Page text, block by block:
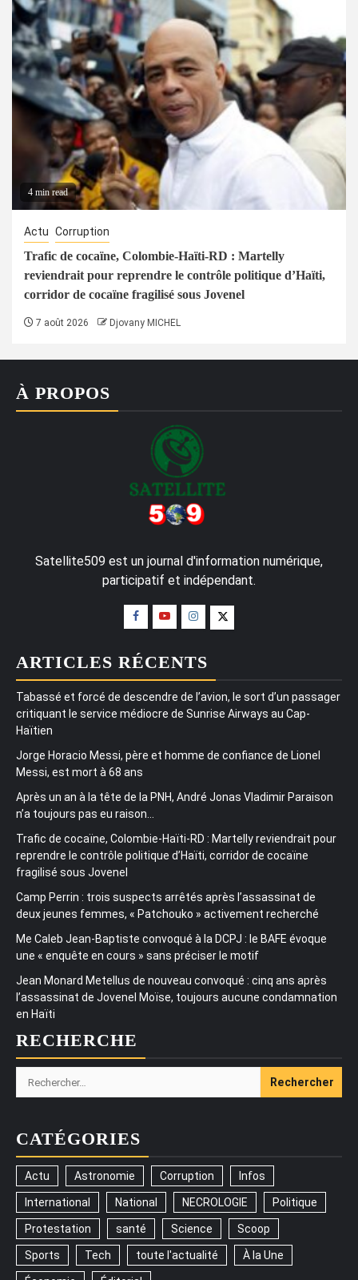
4 min read
Actu Corruption
Trafic de cocaïne, Colombie-Haïti-RD : Martelly
reviendrait pour reprendre le contrôle politique d’Haïti,
corridor de cocaïne fragilisé sous Jovenel
7 août 2026 Djovany MICHEL
À PROPOS
Satellite509 est un journal d'information numérique,
participatif et indépendant.
ARTICLES RÉCENTS
Tabassé et forcé de descendre de l’avion, le sort d’un passager
critiquant le service médiocre de Sunrise Airways au Cap-
Haïtien
Jorge Horacio Messi, père et homme de confiance de Lionel
Messi, est mort à 68 ans
Après un an à la tête de la PNH, André Jonas Vladimir Paraison
n’a toujours pas eu raison…
Trafic de cocaïne, Colombie-Haïti-RD : Martelly reviendrait pour
reprendre le contrôle politique d’Haïti, corridor de cocaïne
fragilisé sous Jovenel
Camp Perrin : trois suspects arrêtés après l’assassinat de
deux jeunes femmes, « Patchouko » activement recherché
Me Caleb Jean-Baptiste convoqué à la DCPJ : le BAFE évoque
une « enquête en cours » sans préciser le motif
Jean Monard Metellus de nouveau convoqué : cinq ans après
l’assassinat de Jovenel Moïse, toujours aucune condamnation
en Haïti
RECHERCHE
Rechercher :
CATÉGORIES
Actu Astronomie Corruption Infos
International National NECROLOGIE Politique
Protestation santé Science Scoop
Sports Tech toute l'actualité À la Une